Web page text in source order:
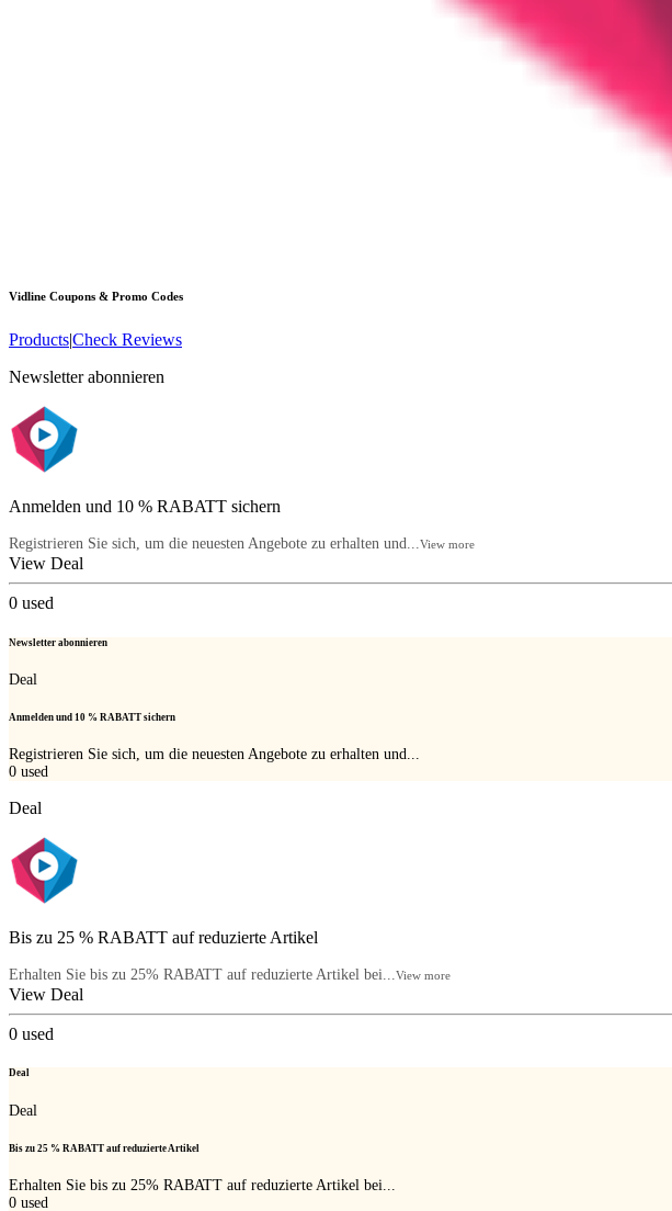
Vidline Coupons & Promo Codes
Products|Check Reviews
Newsletter abonnieren
Anmelden und 10 % RABATT sichern
Registrieren Sie sich, um die neuesten Angebote zu erhalten und...View more
View Deal
0 used
Newsletter abonnieren
Deal
Anmelden und 10 % RABATT sichern
Registrieren Sie sich, um die neuesten Angebote zu erhalten und...
0 used
Deal
Bis zu 25 % RABATT auf reduzierte Artikel
Erhalten Sie bis zu 25% RABATT auf reduzierte Artikel bei...View more
View Deal
0 used
Deal
Deal
Bis zu 25 % RABATT auf reduzierte Artikel
Erhalten Sie bis zu 25% RABATT auf reduzierte Artikel bei...
0 used